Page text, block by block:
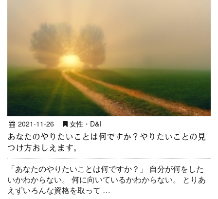
2021-11-26 女性・D&I
あなたのやりたいことは何ですか？やりたいことの見
つけ方おしえます。
「あなたのやりたいことは何ですか？」 自分が何をした
いかわからない。 何に向いているかわからない。 とりあ
えずいろんな資格を取って …